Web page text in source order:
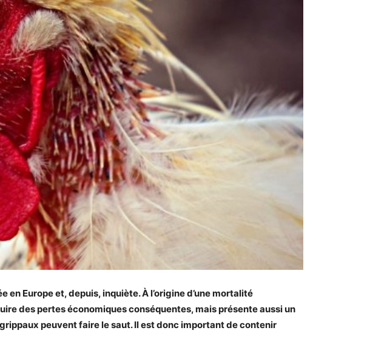
Europe et, depuis, inquiète. À l’origine d’une mortalité
des pertes économiques conséquentes, mais présente aussi un
peuvent faire le saut. Il est donc important de contenir